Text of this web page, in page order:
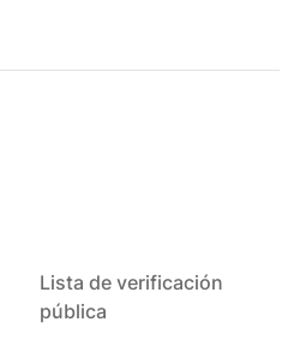
Lista de verificación
pública